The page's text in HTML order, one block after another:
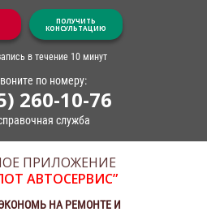
ПОЛУЧИТЬ
КОНСУЛЬТАЦИЮ
в течение 10 минут
по номеру:
260-10-76
служба
ПРИЛОЖЕНИЕ
АВТОСЕРВИС”
НА РЕМОНТЕ И